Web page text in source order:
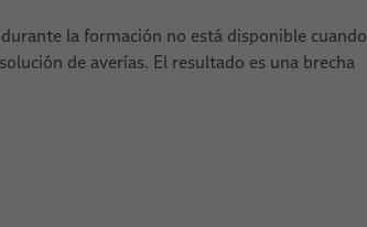
la formación no está disponible cuando
de averías. El resultado es una brecha